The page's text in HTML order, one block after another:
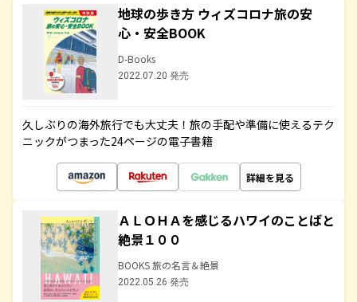
地球の歩き方 ウィズコロナ旅の安
心・安全BOOK
D-Books
2022.07.20 発売
久しぶりの海外旅行でも大丈夫！旅の手配や準備に使えるテク
ニックがつまった24ページの電子書籍
詳細を見る
ＡＬＯＨＡを感じるハワイのことばと
絶景１００
BOOKS 旅の名言＆絶景
2022.05.26 発売